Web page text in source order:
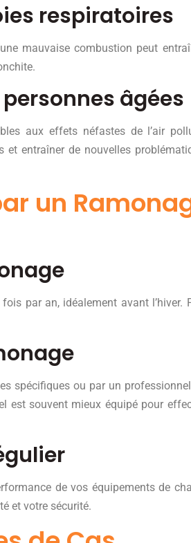
respiratoires
mauvaise combustion peut
âgées
aux effets néfastes de l’air
entraîner de nouvelles
un
par an, idéalement avant l’hiver.
spécifiques ou par un
est souvent mieux équipé pour
de vos équipements de
et votre sécurité.